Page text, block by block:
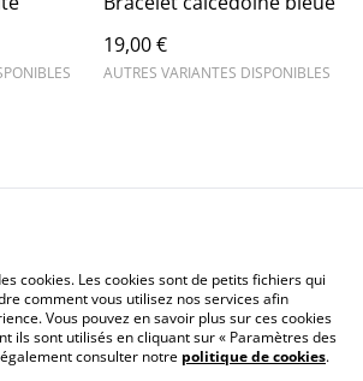
19,00 €
AUTRES VARIANTES DISPONIBLES
Us
Legal Terms
Cookie Policy
cookies. Les cookies sont de petits fichiers qui
comment vous utilisez nos services afin
Vous pouvez en savoir plus sur ces cookies
ils sont utilisés en cliquant sur « Paramètres des
consulter notre politique de cookies.